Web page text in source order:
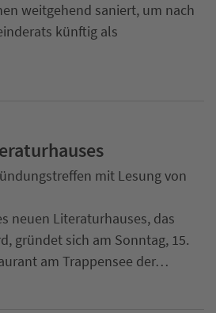
weitgehend saniert, um nach
künftig als
mit Lesung von
neuen Literaturhauses, das
gründet sich am Sonntag, 15.
am Trappensee der…